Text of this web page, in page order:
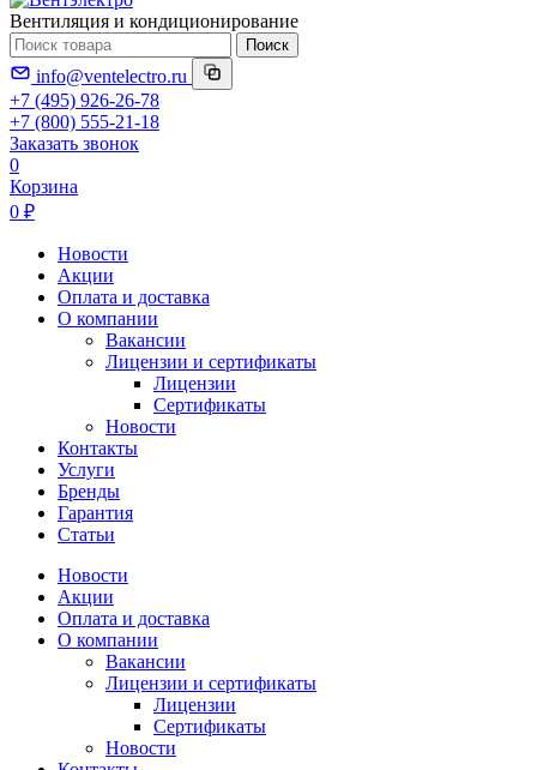
Вентиляция и кондиционирование
Поиск
info@ventelectro.ru
+7 (495) 926-26-78
+7 (800) 555-21-18
Заказать звонок
0
Корзина
0 ₽
Новости
Акции
Оплата и доставка
О компании
Вакансии
Лицензии и сертификаты
Лицензии
Сертификаты
Новости
Контакты
Услуги
Бренды
Гарантия
Статьи
Новости
Акции
Оплата и доставка
О компании
Вакансии
Лицензии и сертификаты
Лицензии
Сертификаты
Новости